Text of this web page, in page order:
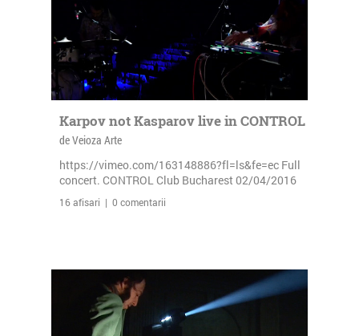
Karpov not Kasparov live in CONTROL
de Veioza Arte
https://vimeo.com/163148886?fl=ls&fe=ec Full
concert. CONTROL Club Bucharest 02/04/2016
16 afisari | 0 comentarii